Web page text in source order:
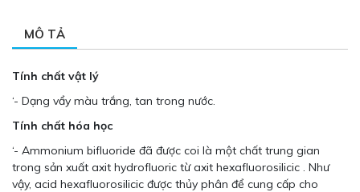
MÔ TẢ
Tính chất vật lý
‘- Dạng vẩy màu trắng, tan trong nước.
Tính chất hóa học
‘- Ammonium bifluoride đã được coi là một chất trung gian
trong sản xuất axit hydrofluoric từ axit hexafluorosilicic . Như
vậy, acid hexafluorosilicic được thủy phân để cung cấp cho